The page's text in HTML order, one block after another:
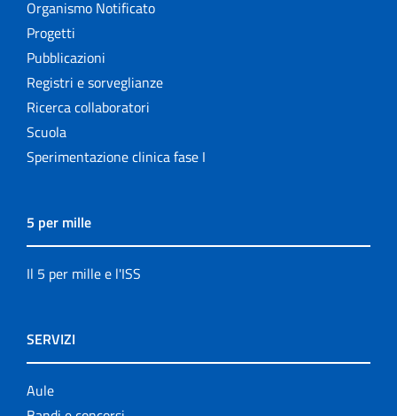
Organismo Notificato
Progetti
Pubblicazioni
Registri e sorveglianze
Ricerca collaboratori
Scuola
Sperimentazione clinica fase I
5 per mille
Il 5 per mille e l'ISS
SERVIZI
Aule